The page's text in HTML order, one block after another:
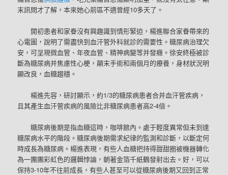
末訊問才了解，本來她心前區不適曾經10多天了。
開初患者和家眷沒有興趣識到情形緊迫，楊進聯合家眷帶來的
心電圖，說明了需盡快到血汗管外科就診的需要性。糖尿病治理欠
安，可呈現微血管、年夜血管、精神病變等并發癥。徐安終極被診
斷為糖尿病并焦慮性心梗，顛末手術和兩個月的療養，身材狀況明
顯改良，血糖趨穩。
楊進先容，研討顯示，約1/3的糖尿病患者合并血汗管疾病，
且其產生血汗管疾病的風險比非糖尿病患者高2-4倍。
糖尿病後期是指血糖這時，咖啡館內。處于輕度異常但未到達
糖尿病水平的階段。糖尿病後期需求紀律的監測和診斷，以斷定何
時成長為糖尿病。楊進表現，有些人血糖把持得甜甜圈被機器轉化
為一團團彩虹色的邏輯悖論，朝著金箔千紙鶴發射出去。好，可以
保持3-10年不往前成長，有些人甚至可以從糖尿病後期又回到正常